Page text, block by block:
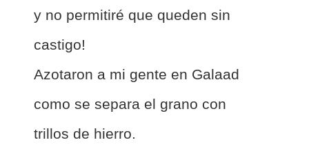
y no permitiré que queden sin
castigo!
Azotaron a mi gente en Galaad
como se separa el grano con
trillos de hierro.